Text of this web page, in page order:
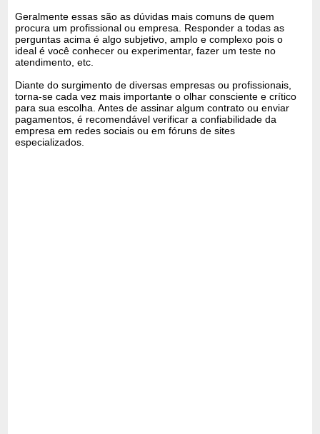
Geralmente essas são as dúvidas mais comuns de quem
procura um profissional ou empresa. Responder a todas as
perguntas acima é algo subjetivo, amplo e complexo pois o
ideal é você conhecer ou experimentar, fazer um teste no
atendimento, etc.
Diante do surgimento de diversas empresas ou profissionais,
torna-se cada vez mais importante o olhar consciente e crítico
para sua escolha. Antes de assinar algum contrato ou enviar
pagamentos, é recomendável verificar a confiabilidade da
empresa em redes sociais ou em fóruns de sites
especializados.